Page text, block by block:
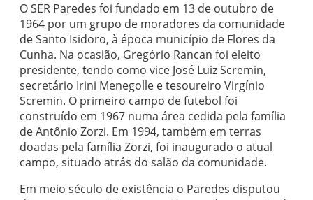
O SER Paredes foi fundado em 13 de outubro de
1964 por um grupo de moradores da comunidade
de Santo Isidoro, à época município de Flores da
Cunha. Na ocasião, Gregório Rancan foi eleito
presidente, tendo como vice José Luiz Scremin,
secretário Irini Menegolle e tesoureiro Virgínio
Scremin. O primeiro campo de futebol foi
construído em 1967 numa área cedida pela família
de Antônio Zorzi. Em 1994, também em terras
doadas pela família Zorzi, foi inaugurado o atual
campo, situado atrás do salão da comunidade.
Em meio século de existência o Paredes disputou